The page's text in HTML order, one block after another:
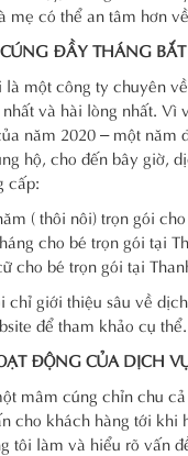
mẹ có thể an tâm hơn
ĐẦY THÁNG
là một công ty chuyên
và hài lòng nhất.
năm 2020 – một
hộ, cho đến bây giờ,
cấp:
( thôi nôi) trọn gói
cho bé trọn gói tại
cho bé trọn gói tại
chỉ giới thiệu sâu về
để tham khảo cụ thể.
ĐỘNG CỦA DỊCH
mâm cúng chỉn chu
cho khách hàng tới
tôi làm và hiểu rõ vấn